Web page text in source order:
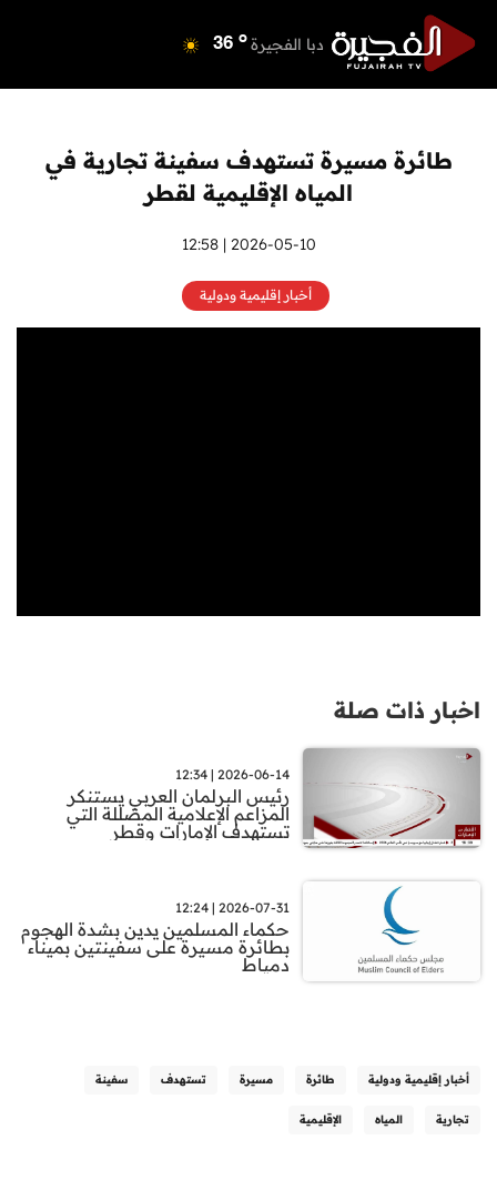
دبا الفجيرة 36 o
أم القيوين o
راس الخيمة 38 o
الفجيرة 36 o
طائرة مسيرة تستهدف سفينة تجارية في
المياه الإقليمية لقطر
2026-05-10 | 12:58
أخبار إقليمية ودولية
اخبار ذات صلة
2026-06-14 | 12:34
رئيس البرلمان العربي يستنكر
المزاعم الإعلامية المضللة التي
تستهدف الإمارات وقطر
2026-07-31 | 12:24
حكماء المسلمين يدين بشدة الهجوم
بطائرة مسيرة على سفينتين بميناء
دمياط
أخبار إقليمية ودولية طائرة مسيرة تستهدف سفينة
تجارية المياه الإقليمية